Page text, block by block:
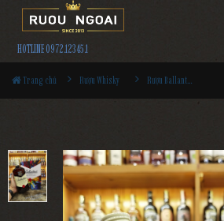
HOTLINE 0972.12345.1
Trang chủ Rượu Whisky Rượu Ballantine's Finest Hộp Quà 2025